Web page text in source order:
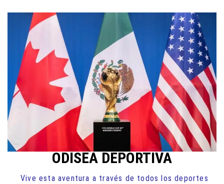
contenido
ODISEA DEPORTIVA
Vive esta aventura a través de todos los deportes